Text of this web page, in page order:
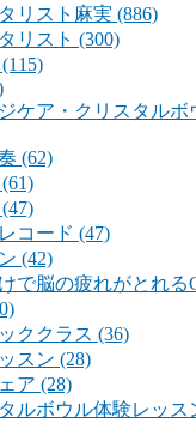
リスト麻実 (886)
リスト (300)
(115)
ケア・クリスタル
(62)
(61)
(47)
コード (47)
(42)
で脳の疲れがとれる
ククラス (36)
スン (28)
ア (28)
ルボウル体験レッス